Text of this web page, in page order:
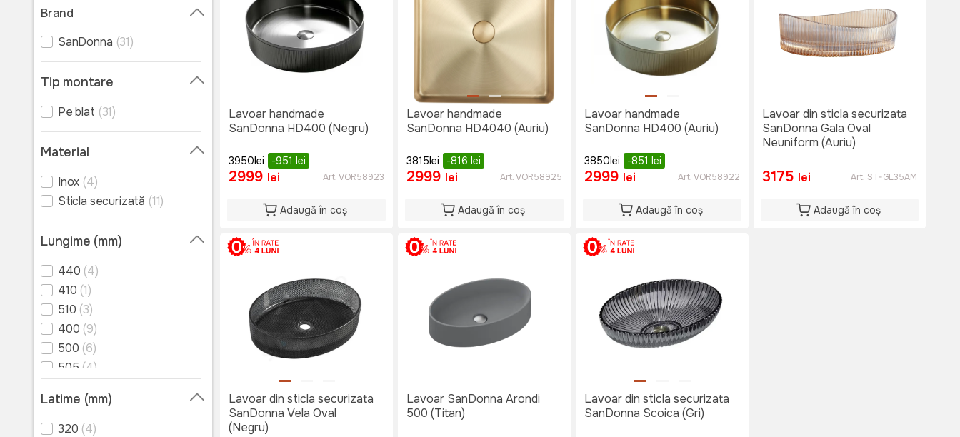
Brand
SanDonna (31)
Tip montare
Pe blat (31)
Material
Inox (4)
Sticla securizată (11)
Lungime (mm)
440 (4)
410 (1)
510 (3)
400 (9)
500 (6)
505 (4)
Latime (mm)
320 (4)
Lavoar handmade
SanDonna HD400 (Negru)
3950lei -951 lei
2999 lei Art:VOR58923
Adaugă în coș
Lavoar handmade
SanDonna HD4040 (Auriu)
3815lei -816 lei
2999 lei Art:VOR58925
Adaugă în coș
Lavoar handmade
SanDonna HD400 (Auriu)
3850lei -851 lei
2999 lei Art:VOR58922
Adaugă în coș
Lavoar din sticla securizata
SanDonna Gala Oval
Neuniform (Auriu)
3175 lei Art: ST-GL35AM
Adaugă în coș
Lavoar din sticla securizata
SanDonna Vela Oval
(Negru)
Lavoar SanDonna Arondi
500 (Titan)
Lavoar din sticla securizata
SanDonna Scoica (Gri)